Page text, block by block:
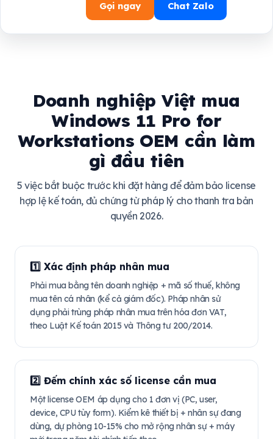
Gọi ngay Chat Zalo
Doanh nghiệp Việt mua
Windows 11 Pro for
Workstations OEM cần làm
gì đầu tiên
5 việc bắt buộc trước khi đặt hàng để đảm bảo license
hợp lệ kế toán, đủ chứng từ pháp lý cho thanh tra bản
quyền 2026.
1️⃣ Xác định pháp nhân mua
Phải mua bằng tên doanh nghiệp + mã số thuế, không
mua tên cá nhân (kể cả giám đốc). Pháp nhân sử
dụng phải trùng pháp nhân mua trên hóa đơn VAT,
theo Luật Kế toán 2015 và Thông tư 200/2014.
2️⃣ Đếm chính xác số license cần mua
Một license OEM áp dụng cho 1 đơn vị (PC, user,
device, CPU tùy form). Kiểm kê thiết bị + nhân sự đang
dùng, dự phòng 10-15% cho mở rộng nhân sự + máy